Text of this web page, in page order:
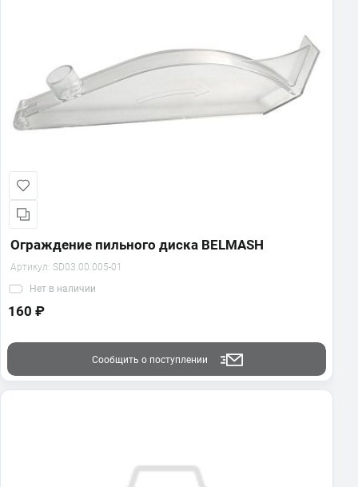
Ограждение пильного диска BELMASH
Артикул: SD03.00.005-01
Нет в наличии
160 ₽
Сообщить о поступлении